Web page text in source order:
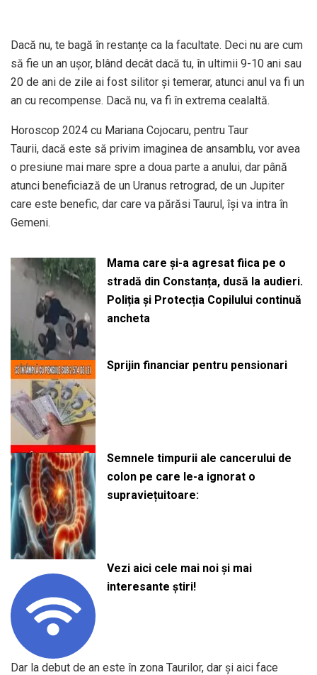
Dacă nu, te bagă în restanțe ca la facultate. Deci nu are cum
să fie un an ușor, blând decât dacă tu, în ultimii 9-10 ani sau
20 de ani de zile ai fost silitor și temerar, atunci anul va fi un
an cu recompense. Dacă nu, va fi în extrema cealaltă.
Horoscop 2024 cu Mariana Cojocaru, pentru Taur
Taurii, dacă este să privim imaginea de ansamblu, vor avea
o presiune mai mare spre a doua parte a anului, dar până
atunci beneficiază de un Uranus retrograd, de un Jupiter
care este benefic, dar care va părăsi Taurul, își va intra în
Gemeni.
Mama care și-a agresat fiica pe o
stradă din Constanța, dusă la audieri.
Poliția și Protecția Copilului continuă
ancheta
Sprijin financiar pentru pensionari
Semnele timpurii ale cancerului de
colon pe care le-a ignorat o
supraviețuitoare:
Vezi aici cele mai noi și mai
interesante știri!
Dar la debut de an este în zona Taurilor, dar și aici face